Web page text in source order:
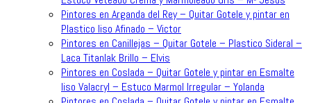
Pintores en Arganda del Rey – Quitar Gotele y pintar en
Plastico liso Afinado – Victor
Pintores en Canillejas – Quitar Gotele – Plastico Sideral –
Laca Titanlak Brillo – Elvis
Pintores en Coslada – Quitar Gotele y pintar en Esmalte
liso Valacryl – Estuco Marmol Irregular – Yolanda